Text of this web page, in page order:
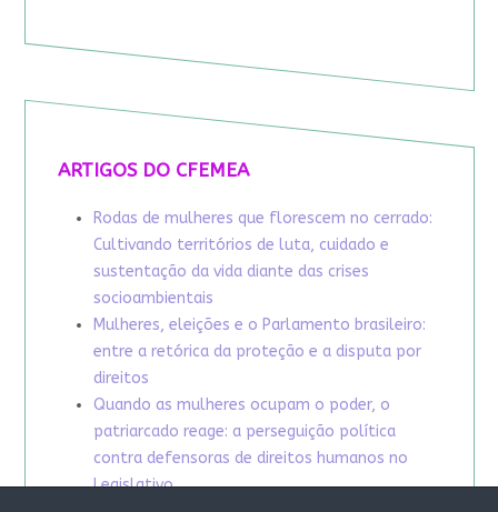
ARTIGOS DO CFEMEA
Rodas de mulheres que florescem no cerrado:
Cultivando territórios de luta, cuidado e
sustentação da vida diante das crises
socioambientais
Mulheres, eleições e o Parlamento brasileiro:
entre a retórica da proteção e a disputa por
direitos
Quando as mulheres ocupam o poder, o
patriarcado reage: a perseguição política
contra defensoras de direitos humanos no
Legislativo